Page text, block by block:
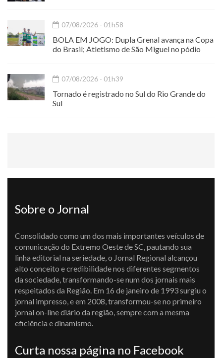
07/08/2026 - 01h58
BOLA EM JOGO: Dupla Grenal avança na Copa
do Brasil; Atletismo de São Miguel no pódio
07/08/2026 - 01h39
Tornado é registrado no Sul do Rio Grande do
Sul
Sobre o Jornal
Consolidado como um dos mais importantes veículos de
comunicação do Extremo Oeste de SC, pautando sua
linha editorial na seriedade, o Jornal Regional alcançou
alto conceito e credibilidade nos diferentes segmentos
da sociedade, transformando-se num dos jornais mais
respeitados da Região. Em 16 de janeiro de 1993 surgiu o
jornal impresso, e em 2008, transformou-se no primeiro
jornal on-line diário da região, sempre com a mesma
eficiência e dinamismo.
Curta nossa página no Facebook